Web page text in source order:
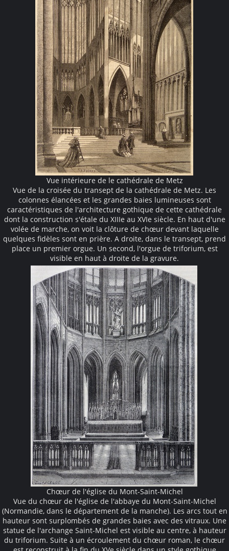
Vue intérieure de le cathédrale de Metz
Vue de la croisée du transept de la cathédrale de Metz. Les
colonnes élancées et les grandes baies lumineuses sont
caractéristiques de l'architecture gothique de cette cathédrale
dont la construction s'étale du XIIIe au XVIe siècle. En haut d'une
volée de marche, on voit la clôture de chœur devant laquelle
quelques fidèles sont en prière. A droite, dans le transept, prend
place un premier orgue. Un second, l'orgue de triforium, est
visible en haut à droite de la gravure.
Chœur de l'église du Mont-Saint-Michel
Vue du chœur de l'église de l'abbaye du Mont-Saint-Michel
(Normandie, dans le département de la manche). Les arcs tout en
hauteur sont surplombés de grandes baies avec des vitraux. Une
statue de l'archange Saint-Michel est visible au centre, à hauteur
du triforium. Suite à un écroulement du chœur roman, le chœur